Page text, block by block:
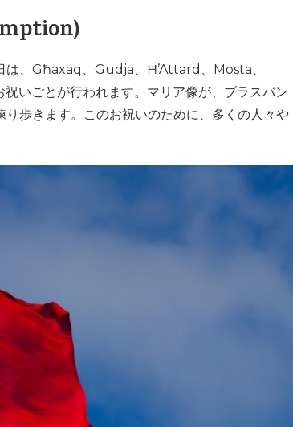
は、Għaxaq、Gudja、Ħ’Attard、Mosta、
いごとが行われます。マリア像が、ブラスバン
歩きます。このお祝いのために、多くの人々や